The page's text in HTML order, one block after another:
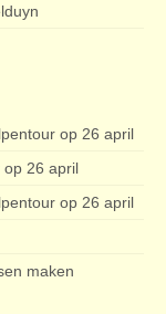
op 26 april
op 26 april
op 26 april
maken